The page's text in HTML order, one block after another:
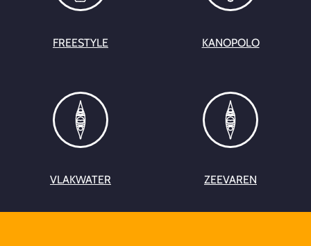
FREESTYLE KANOPOLO
VLAKWATER ZEEVAREN